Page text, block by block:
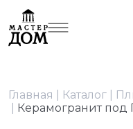
Главная Каталог
Керамогранит под